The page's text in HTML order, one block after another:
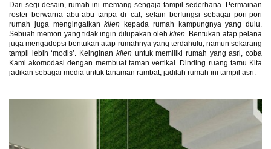
Dari segi desain, rumah ini memang sengaja tampil sederhana. Permainan
roster berwarna abu-abu tanpa di cat, selain berfungsi sebagai pori-pori
rumah juga mengingatkan klien kepada rumah kampungnya yang dulu.
Sebuah memori yang tidak ingin dilupakan olehklien. Bentukan atap pelana
juga mengadopsi bentukan atap rumahnya yang terdahulu, namun sekarang
tampil lebih ‘modis’. Keinginan klien untuk memiliki rumah yang asri, coba
Kami akomodasi dengan membuat taman vertikal. Dinding ruang tamu Kita
jadikan sebagai media untuk tanaman rambat, jadilah rumah ini tampil asri.